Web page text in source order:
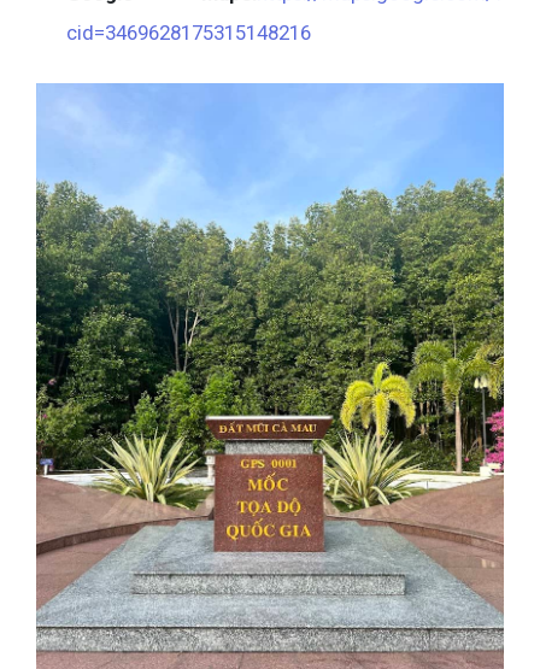
cid=3469628175315148216